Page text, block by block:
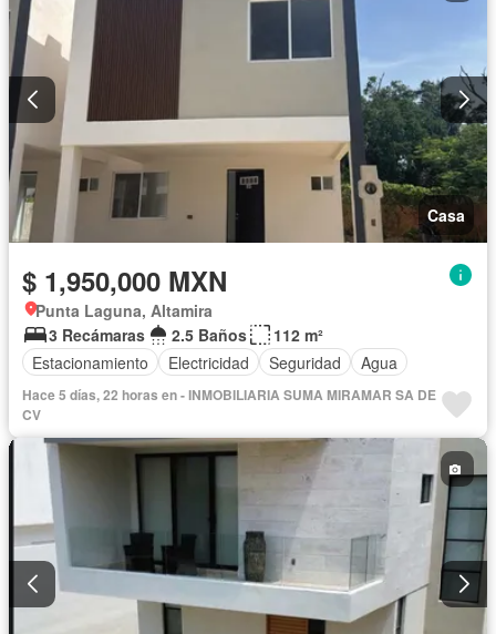
Casa
$ 1,950,000 MXN
Punta Laguna, Altamira
3 Recámaras
2.5 Baños
112 m²
Estacionamiento
Electricidad Seguridad Agua
Hace 5 días, 22 horas en - INMOBILIARIA SUMA MIRAMAR SA DE
CV